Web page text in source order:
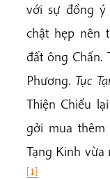
với sự đồng ý
chật hẹp nên
đất ông Chấn.
Phương. Tục
Thiện Chiếu
gởi mua thêm
Tạng Kinh vừa
[1]